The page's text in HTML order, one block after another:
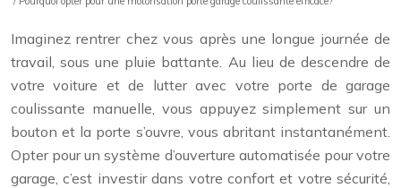
Imaginez rentrer chez vous après une longue journée de
travail, sous une pluie battante. Au lieu de descendre de
votre voiture et de lutter avec votre porte de garage
coulissante manuelle, vous appuyez simplement sur un
bouton et la porte s’ouvre, vous abritant instantanément.
Opter pour un système d’ouverture automatisée pour votre
garage, c’est investir dans votre confort et votre sécurité,